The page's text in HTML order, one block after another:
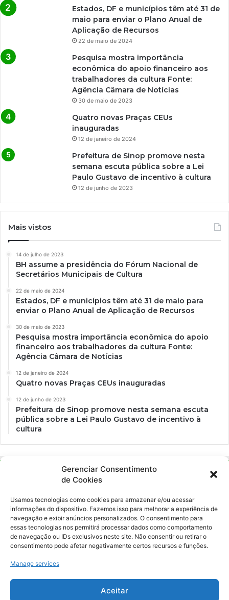
Gerenciar Consentimento
de Cookies
Usamos tecnologias como cookies para armazenar e/ou acessar
informações do dispositivo. Fazemos isso para melhorar a experiência de
navegação e exibir anúncios personalizados. O consentimento para
essas tecnologias nos permitirá processar dados como comportamento
de navegação ou IDs exclusivos neste site. Não consentir ou retirar o
consentimento pode afetar negativamente certos recursos e funções.
Manage services
Aceitar
Estados, DF e municípios têm até 31 de
maio para enviar o Plano Anual de
Aplicação de Recursos
22 de maio de 2024
Pesquisa mostra importância
econômica do apoio financeiro aos
trabalhadores da cultura Fonte:
Agência Câmara de Notícias
30 de maio de 2023
Quatro novas Praças CEUs
inauguradas
12 de janeiro de 2024
Prefeitura de Sinop promove nesta
semana escuta pública sobre a Lei
Paulo Gustavo de incentivo à cultura
12 de junho de 2023
Mais vistos
14 de julho de 2023
BH assume a presidência do Fórum Nacional de
Secretários Municipais de Cultura
22 de maio de 2024
Estados, DF e municípios têm até 31 de maio para
enviar o Plano Anual de Aplicação de Recursos
30 de maio de 2023
Pesquisa mostra importância econômica do apoio
financeiro aos trabalhadores da cultura Fonte:
Agência Câmara de Notícias
12 de janeiro de 2024
Quatro novas Praças CEUs inauguradas
12 de junho de 2023
Prefeitura de Sinop promove nesta semana escuta
pública sobre a Lei Paulo Gustavo de incentivo à
cultura
Ockara é uma plataforma multicultural e criativa. Nossa proposta é
oferecer o máximo de ferramentas para realizadores e
gerenciadores de espaços criativos e culturais.